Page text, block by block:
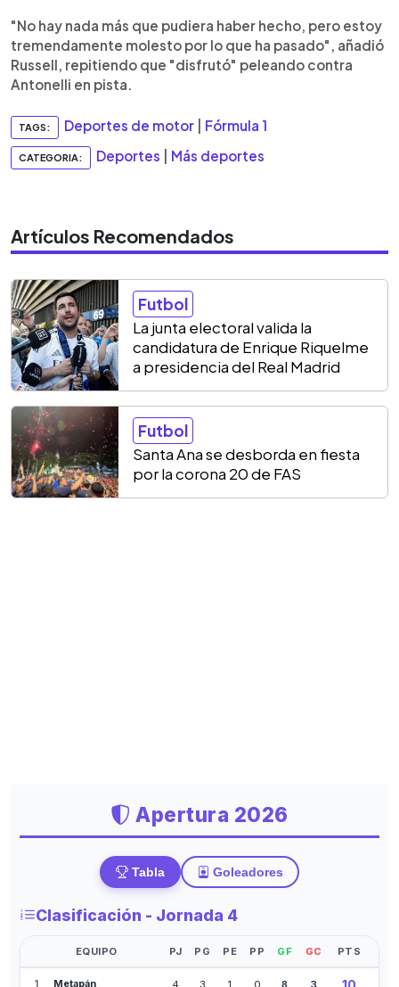
"No hay nada más que pudiera haber hecho, pero estoy
tremendamente molesto por lo que ha pasado", añadió
Russell, repitiendo que "disfrutó" peleando contra
Antonelli en pista.
TAGS: Deportes de motor Fórmula 1
CATEGORIA: Deportes Más deportes
Artículos Recomendados
Futbol
La junta electoral valida la
candidatura de Enrique Riquelme
a presidencia del Real Madrid
Futbol
Santa Ana se desborda en fiesta
por la corona 20 de FAS